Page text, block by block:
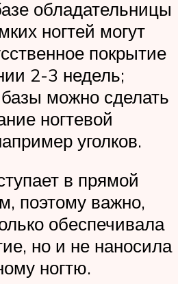
обладательницы
ногтей могут
покрытие
2-3 недель;
можно сделать
ногтевой
уголков.
в прямой
поэтому важно,
обеспечивала
но и не наносила
ногтю.